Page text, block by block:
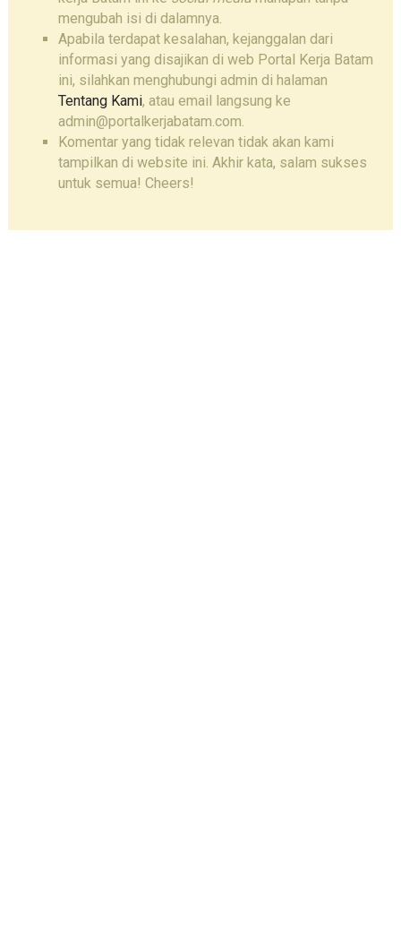
mengubah isi di dalamnya.
Apabila terdapat kesalahan, kejanggalan dari
informasi yang disajikan di web Portal Kerja Batam
ini, silahkan menghubungi admin di halaman
Tentang Kami, atau email langsung ke
admin@portalkerjabatam.com.
Komentar yang tidak relevan tidak akan kami
tampilkan di website ini. Akhir kata, salam sukses
untuk semua! Cheers!